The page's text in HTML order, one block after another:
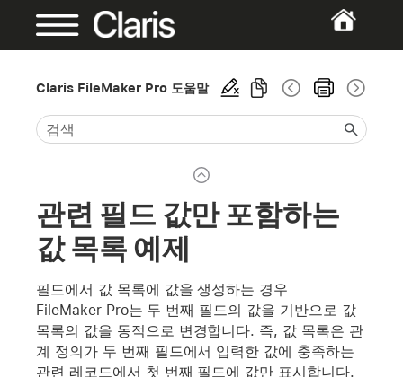
Claris FileMaker Pro 도움말
관련 필드 값만 포함하는
값 목록 예제
필드에서 값 목록에 값을 생성하는 경우
FileMaker Pro는 두 번째 필드의 값을 기반으로 값
목록의 값을 동적으로 변경합니다. 즉, 값 목록은 관
계 정의가 두 번째 필드에서 입력한 값에 충족하는
관련 레코드에서 첫 번째 필드에 값만 표시합니다.